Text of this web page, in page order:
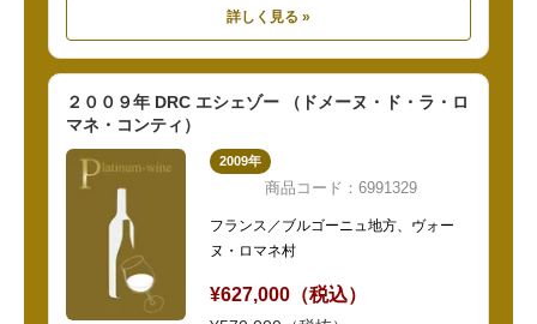
詳しく見る »
２００９年 DRC エシェゾー （ドメーヌ・ド・ラ・ロ
マネ・コンティ）
2009年
商品コード：6991329
フランス／ブルゴーニュ地方、ヴォー
ヌ・ロマネ村
¥627,000（税込）